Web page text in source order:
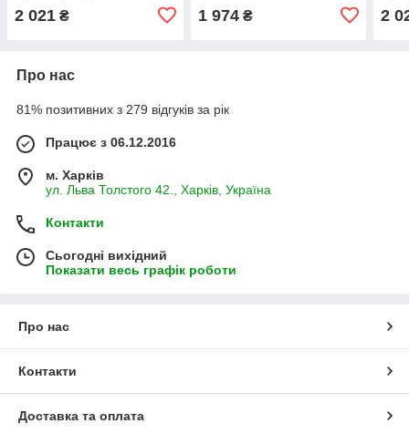
135.3734
2 021 ₴ 1 974₴ 2
Про нас
81% позитивних з 279 відгуків за рік
Працює з 06.12.2016
м. Харків
ул. Льва Толстого 42., Харків, Україна
Контакти
Сьогодні вихідний
Показати весь графік роботи
Про нас
Контакти
Доставка та оплата